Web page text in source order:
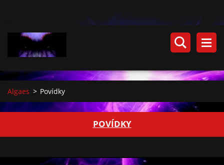
Algaes > Povídky
POVÍDKY